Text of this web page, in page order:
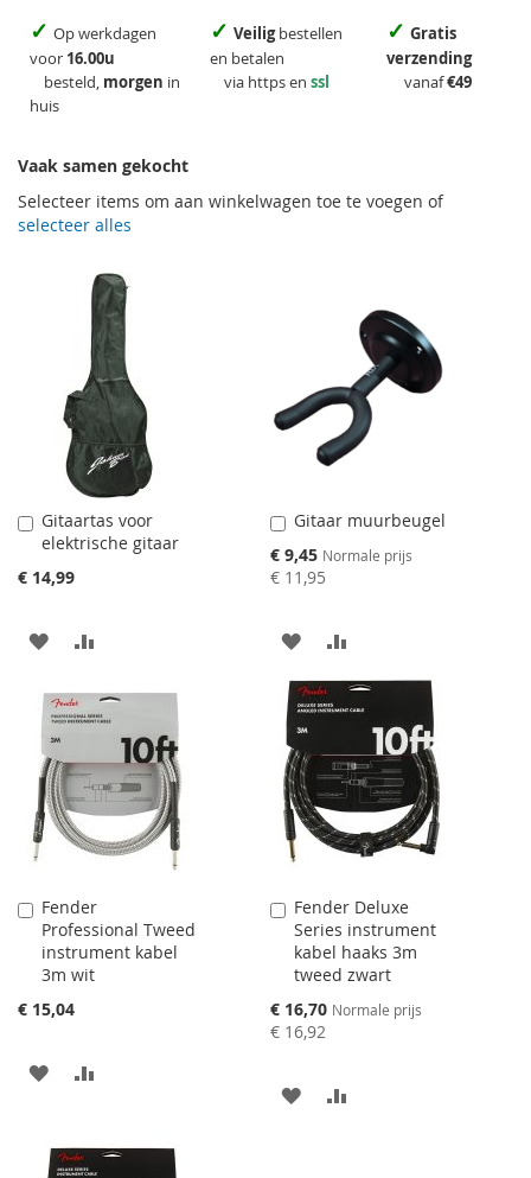
✓ Op werkdagen
voor 16.00u
besteld, morgen in
huis
✓ Veiligbestellen
en betalen
via https en ssl
✓ Gratis
verzending
vanaf€49
Vaak samen gekocht
Selecteer items om aan winkelwagen toe te voegen of
selecteer alles
Gitaartas voor
elektrische gitaar
€ 14,99
Aan
winkelwagen
toevoegen
AAN
TOEVOEGEN
OM
TE
VERGELIJKEN
Gitaar muurbeugel
Speciale
prijs
€ 9,45 Normale prijs
€ 11,95
Aan
winkelwagen
toevoegen
AAN
VERLANGLIJST
TOEVOEGEN
TOE
TE
VERGELIJKEN
Fender
Professional Tweed
instrument kabel
3m wit
€ 15,04
Aan
winkelwagen
toevoegen
AAN
TOEVOEGEN
OM
Fender Deluxe
Series instrument
kabel haaks 3m
tweed zwart
Speciale
prijs
€ 16,70 Normale prijs
€ 16,92
Aan
winkelwagen
toevoegen
AAN